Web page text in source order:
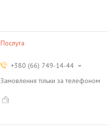
Послуга
+380 (66) 749-14-44
Замовлення тільки за телефоном